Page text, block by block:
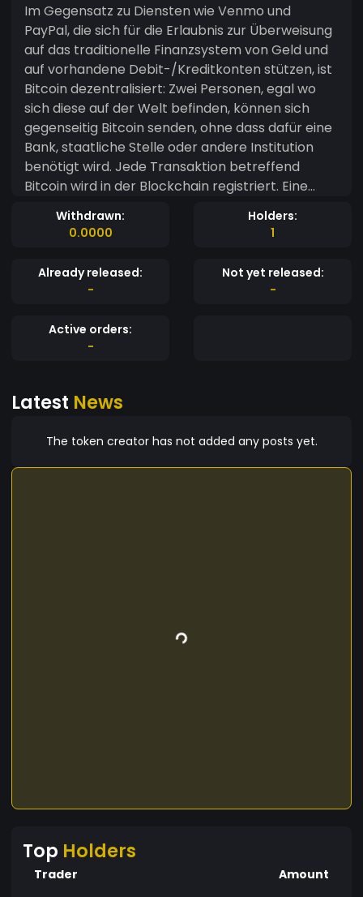
Im Gegensatz zu Diensten wie Venmo und
PayPal, die sich für die Erlaubnis zur Überweisung
auf das traditionelle Finanzsystem von Geld und
auf vorhandene Debit-/Kreditkonten stützen, ist
Bitcoin dezentralisiert: Zwei Personen, egal wo
sich diese auf der Welt befinden, können sich
gegenseitig Bitcoin senden, ohne dass dafür eine
Bank, staatliche Stelle oder andere Institution
benötigt wird. Jede Transaktion betreffend
Bitcoin wird in der Blockchain registriert. Eine
Blockchain ist vergleichbar mit dem Hauptbuch
einer Bank oder dem Verzeichnis von
ausgezahlt werden. Einfach ausgedrückt handelt
es sich um die Aufzeichnung aller Transaktionen,
Withdrawn:
0.0000
Holders:
1
Already released:
-
Not yet released:
-
Active orders:
-
Latest News
The token creator has not added any posts yet.
Top Holders
Trader Amount